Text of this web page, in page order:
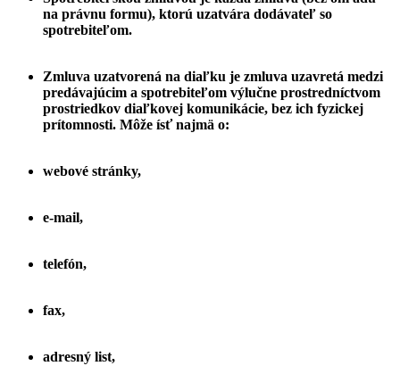
na právnu formu), ktorú uzatvára dodávateľ so
spotrebiteľom.
Zmluva uzatvorená na diaľku je zmluva uzavretá medzi
predávajúcim a spotrebiteľom výlučne prostredníctvom
prostriedkov diaľkovej komunikácie, bez ich fyzickej
prítomnosti. Môže ísť najmä o:
webové stránky,
e-mail,
telefón,
fax,
adresný list,